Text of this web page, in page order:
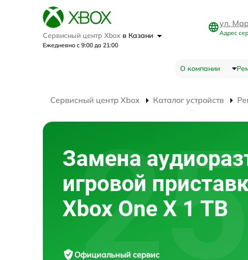
Сервисный центр Xbox в Казани
Ежедневно с 9:00 до 21:00
ул.
Адрес
О компании
Сервисный центр Xbox Каталог устройств
Замена
игровой
Xbox One X 1 TB
Официальный сервис